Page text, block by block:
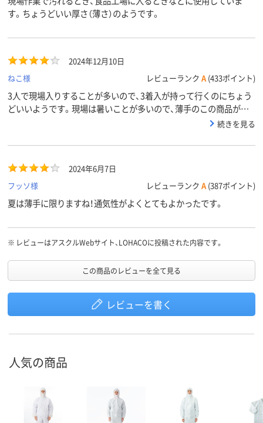
す。ちょうどいい厚さ（薄さ）のようです。
2024年12月10日
ねこ様
レビューランク A (433ポイント)
3人で現場入りすることが多いので、3着入が持って行くのにちょう
どいいようです。現場は暑いことが多いので、薄手のこの商品がい
続きを見る
2024年6月7日
フッソ様
レビューランク A (387ポイント)
夏は薄手に限りますね！通気性がよくとてもよかったです。
※ レビューはアスクルWebサイト、LOHACOに投稿された内容です。
この商品のレビューを全て見る
レビューを書く
人気の商品